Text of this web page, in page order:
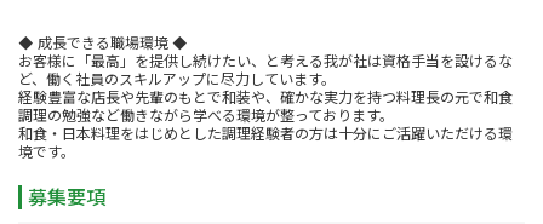
◆ 成長できる職場環境 ◆
お客様に「最高」を提供し続けたい、と考える我が社は資格手当を設けるな
ど、働く社員のスキルアップに尽力しています。
経験豊富な店長や先輩のもとで和装や、確かな実力を持つ料理長の元で和食
調理の勉強など働きながら学べる環境が整っております。
和食・日本料理をはじめとした調理経験者の方は十分にご活躍いただける環
境です。
募集要項